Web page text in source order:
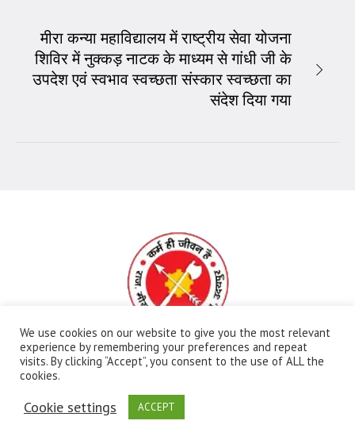
मीरा कन्या महाविद्यालय में राष्ट्रीय सेवा योजना
शिविर में नुक्कड़ नाटक के माध्यम से गांधी जी के
उपदेश एवं स्वभाव स्वच्छता संस्कार स्वच्छता का
संदेश दिया गया
All Rights Reserved | Ⓒ Government Meera Girls
We use cookies on our website to give you the most relevant
experience by remembering your preferences and repeat
visits. By clicking “Accept”, you consent to the use of ALL the
cookies.
Cookie settings ACCEPT